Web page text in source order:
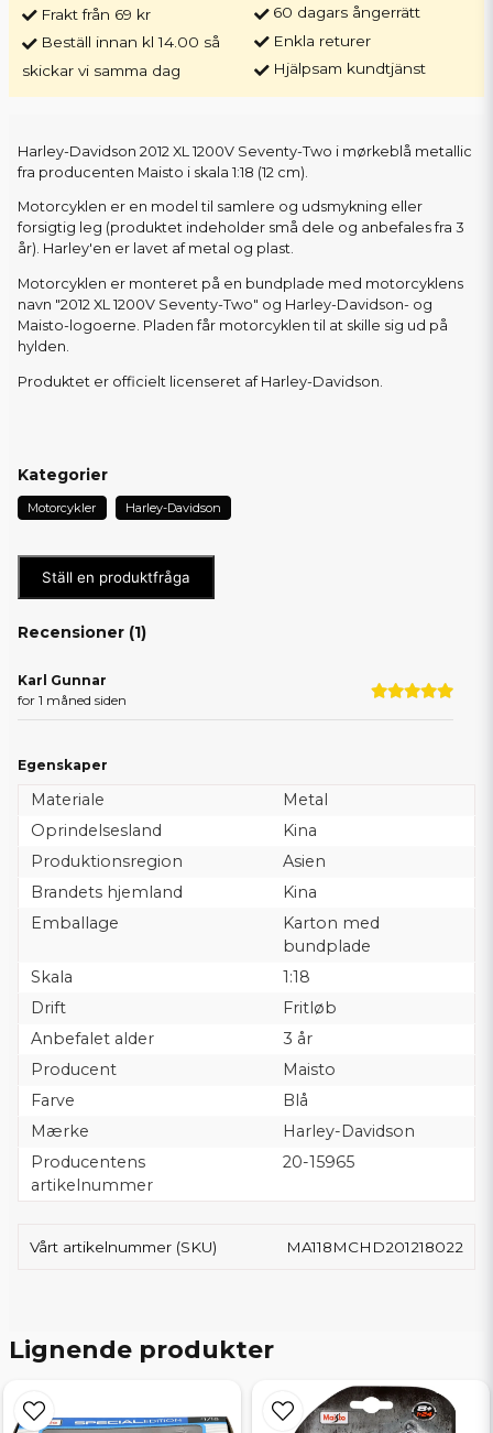
Frakt från 69 kr
Beställ innan kl 14.00 så
skickar vi samma dag
60 dagars ångerrätt
Enkla returer
Hjälpsam kundtjänst
Harley-Davidson 2012 XL 1200V Seventy-Two i mørkeblå metallic
fra producenten Maisto i skala 1:18 (12 cm).
Motorcyklen er en model til samlere og udsmykning eller
forsigtig leg (produktet indeholder små dele og anbefales fra 3
år). Harley'en er lavet af metal og plast.
Motorcyklen er monteret på en bundplade med motorcyklens
navn "2012 XL 1200V Seventy-Two" og Harley-Davidson- og
Maisto-logoerne. Pladen får motorcyklen til at skille sig ud på
hylden.
Produktet er officielt licenseret af Harley-Davidson.
Kategorier
Motorcykler Harley-Davidson
Ställ en produktfråga
Recensioner (1)
Karl Gunnar
for 1 måned siden
Egenskaper
Materiale
Metal
Oprindelsesland
Kina
Produktionsregion
Asien
Brandets hjemland
Kina
Emballage
Karton med
bundplade
Skala
1:18
Drift
Fritløb
Anbefalet alder
3 år
Producent
Maisto
Farve
Blå
Mærke
Harley-Davidson
Producentens
artikelnummer
20-15965
Vårt artikelnummer (SKU) MA118MCHD201218022
Lignende produkter